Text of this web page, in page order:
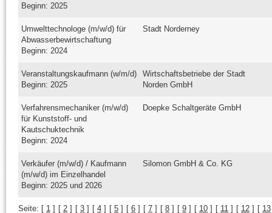
Beginn: 2025
Umwelttechnologe (m/w/d) für
Abwasserbewirtschaftung
Beginn: 2024
Stadt Norderney
Veranstaltungskaufmann (w/m/d)
Beginn: 2025
Wirtschaftsbetriebe der Stadt
Norden GmbH
Verfahrensmechaniker (m/w/d)
für Kunststoff- und
Kautschuktechnik
Beginn: 2024
Doepke Schaltgeräte GmbH
Verkäufer (m/w/d) / Kaufmann
(m/w/d) im Einzelhandel
Beginn: 2025 und 2026
Silomon GmbH & Co. KG
Seite: [ 1 ] [ 2 ] [ 3 ] [ 4 ] [ 5 ] [ 6 ] [ 7 ] [ 8 ] [ 9 ] [ 10 ] [ 11 ] [ 12 ] [ 13